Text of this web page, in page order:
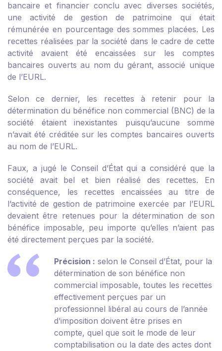
bancaire et financier conclu avec diverses sociétés,
une activité de gestion de patrimoine qui était
rémunérée en pourcentage des sommes placées. Les
recettes réalisées par la société dans le cadre de cette
activité avaient été encaissées sur les comptes
bancaires ouverts au nom du gérant, associé unique
de l’EURL.
Selon ce dernier, les recettes à retenir pour la
détermination du bénéfice non commercial (BNC) de la
société étaient inexistantes puisqu’aucune somme
n’avait été créditée sur les comptes bancaires ouverts
au nom de l’EURL.
Faux, a jugé le Conseil d’État qui a considéré que la
société avait bel et bien réalisé des recettes. En
conséquence, les recettes encaissées au titre de
l’activité de gestion de patrimoine exercée par l’EURL
devaient être retenues pour la détermination de son
bénéfice imposable, peu importe qu’elles n’aient pas
été directement perçues par la société.
Précision : selon le Conseil d’État, pour la
détermination de son bénéfice non
commercial imposable, toutes les recettes
effectivement perçues par un
professionnel libéral au cours de l’année
d’imposition doivent être prises en
compte, quel que soit le mode de leur
comptabilisation ou la date des actes dont